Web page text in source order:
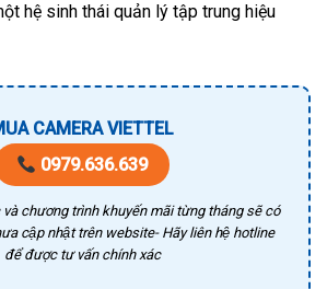
hệ sinh thái quản lý tập trung hiệu
CAMERA VIETTEL
0979.636.639
chương trình khuyến mãi từng tháng sẽ có
cập nhật trên website- Hãy liên hệ hotline
để được tư vấn chính xác